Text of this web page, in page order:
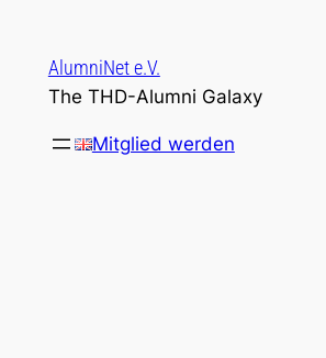
springen
AlumniNet e.V.
The THD-Alumni Galaxy
Mitglied werden